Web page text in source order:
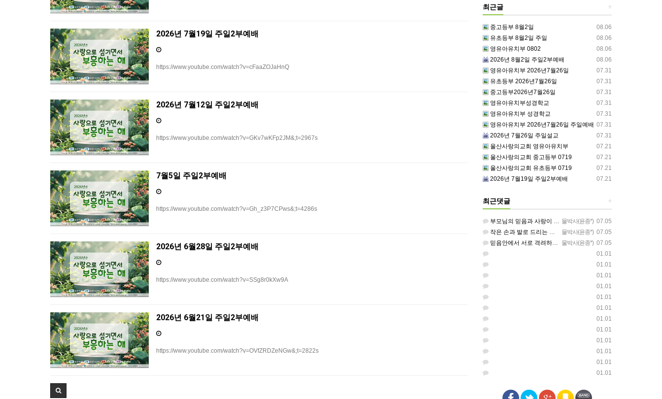
2026년 7월19일 주일2부예배
https://www.youtube.com/watch?v=cFaaZOJaHnQ
2026년 7월12일 주일2부예배
https://www.youtube.com/watch?v=GKv7wKFp2JM&;t=2967s
7월5일 주일2부예배
https://www.youtube.com/watch?v=Gh_z3P7CPws&;t=4286s
2026년 6월28일 주일2부예배
https://www.youtube.com/watch?v=SSg8r0kXw9A
2026년 6월21일 주일2부예배
https://www.youtube.com/watch?v=OVfZRDZeNGw&;t=2822s
+
최근글
08.06
중고등부 8월2일
08.06
유초등부 8월2일 주일
08.06
영유아유치부 0802
08.06
2026년 8월2일 주일2부예배
07.31
영유아유치부 2026년7월26일
07.31
유초등부 2026년7월26일
07.31
중고등부2026년7월26일
07.31
영유아유치부성경학교
07.31
영유아유치부 성경학교
07.31
영유아유치부 2026년7월26일 주일예배
07.31
2026년 7월26일 주일설교
07.21
울산사랑의교회 영유아유치부
07.21
울산사랑의교회 중고등부 0719
07.21
울산사랑의교회 유초등부 0719
07.21
2026년 7월19일 주일2부예배
+
최근댓글
물박사(윤종*) 07.05
부모님의 믿음과 사랑이 아이들에게 아름답게 이어지길 축복합니다
물박사(윤종*) 07.05
작은 손과 발로 드리는 찬양이 참 아름답습니다 하나님의 사랑이 늘 함께하길 기도합니다
물박사(윤종*) 07.05
믿음안에서 서로 격려하며 아름답게 성장하는 중고등부가 되길 응원합니다
01.01
01.01
01.01
01.01
01.01
01.01
01.01
01.01
01.01
01.01
01.01
01.01